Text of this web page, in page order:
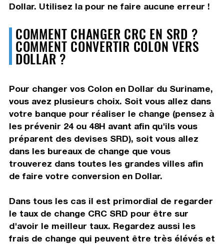
Dollar. Utilisez la pour ne faire aucune erreur !
COMMENT CHANGER CRC EN SRD ?
COMMENT CONVERTIR COLON VERS
DOLLAR ?
Pour changer vos Colon en Dollar du Suriname,
vous avez plusieurs choix. Soit vous allez dans
votre banque pour réaliser le change (pensez à
les prévenir 24 ou 48H avant afin qu'ils vous
préparent des devises SRD), soit vous allez
dans les bureaux de change que vous
trouverez dans toutes les grandes villes afin
de faire votre conversion en Dollar.
Dans tous les cas il est primordial de regarder
le taux de change CRC SRD pour être sur
d'avoir le meilleur taux. Regardez aussi les
frais de change qui peuvent être très élévés et